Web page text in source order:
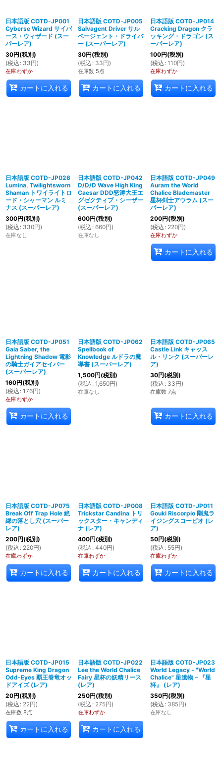
日本語版 COTD-JP001
Cyberse Wizard サイバ
ース・ウィザード (スー
パーレア)
30円(税別)
(税込 : 33円)
在庫わずか
カートに入れる
日本語版 COTD-JP005
Salvagent Driver サル
ベージェント・ドライバ
ー (スーパーレア)
30円(税別)
(税込 : 33円)
在庫数 5点
カートに入れる
日本語版 COTD-JP014
Cracking Dragon クラ
ッキング・ドラゴン (ス
ーパーレア)
100円(税別)
(税込 : 110円)
在庫わずか
カートに入れる
日本語版 COTD-JP026
Lumina, Twilightsworn
Shaman トワイライトロ
ード・シャーマン ルミ
ナス (スーパーレア)
300円(税別)
(税込 : 330円)
在庫なし
日本語版 COTD-JP042
D/D/D Wave High King
Caesar DDD怒涛大王エ
グゼクティブ・シーザー
(スーパーレア)
600円(税別)
(税込 : 660円)
在庫なし
日本語版 COTD-JP049
Auram the World
Chalice Blademaster
星杯剣士アウラム (スー
パーレア)
200円(税別)
(税込 : 220円)
在庫わずか
カートに入れる
日本語版 COTD-JP051
Gaia Saber, the
Lightning Shadow 電影
の騎士ガイアセイバー
(スーパーレア)
160円(税別)
(税込 : 176円)
在庫わずか
カートに入れる
日本語版 COTD-JP062
Spellbook of
Knowledge ルドラの魔
導書 (スーパーレア)
1,500円(税別)
(税込 : 1,650円)
在庫なし
日本語版 COTD-JP065
Castle Link キャッス
ル・リンク (スーパーレ
ア)
30円(税別)
(税込 : 33円)
在庫数 7点
カートに入れる
日本語版 COTD-JP075
Break Off Trap Hole 絶
縁の落とし穴 (スーパー
レア)
200円(税別)
(税込 : 220円)
在庫わずか
カートに入れる
日本語版 COTD-JP008
Trickstar Candina トリ
ックスター・キャンディ
ナ (レア)
400円(税別)
(税込 : 440円)
在庫わずか
カートに入れる
日本語版 COTD-JP011
Gouki Riscorpio 剛鬼ラ
イジングスコーピオ (レ
ア)
50円(税別)
(税込 : 55円)
在庫わずか
カートに入れる
日本語版 COTD-JP015
Supreme King Dragon
Odd-Eyes 覇王眷竜オッ
ドアイズ (レア)
20円(税別)
(税込 : 22円)
在庫数 8点
カートに入れる
日本語版 COTD-JP022
Lee the World Chalice
Fairy 星杯の妖精リース
(レア)
250円(税別)
(税込 : 275円)
在庫わずか
カートに入れる
日本語版 COTD-JP023
World Legacy - "World
Chalice" 星遺物－『星
杯』 (レア)
350円(税別)
(税込 : 385円)
在庫なし